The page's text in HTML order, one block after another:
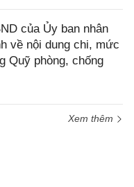
của Ủy ban nhân
về nội dung chi, mức
Quỹ phòng, chống
Xem thêm